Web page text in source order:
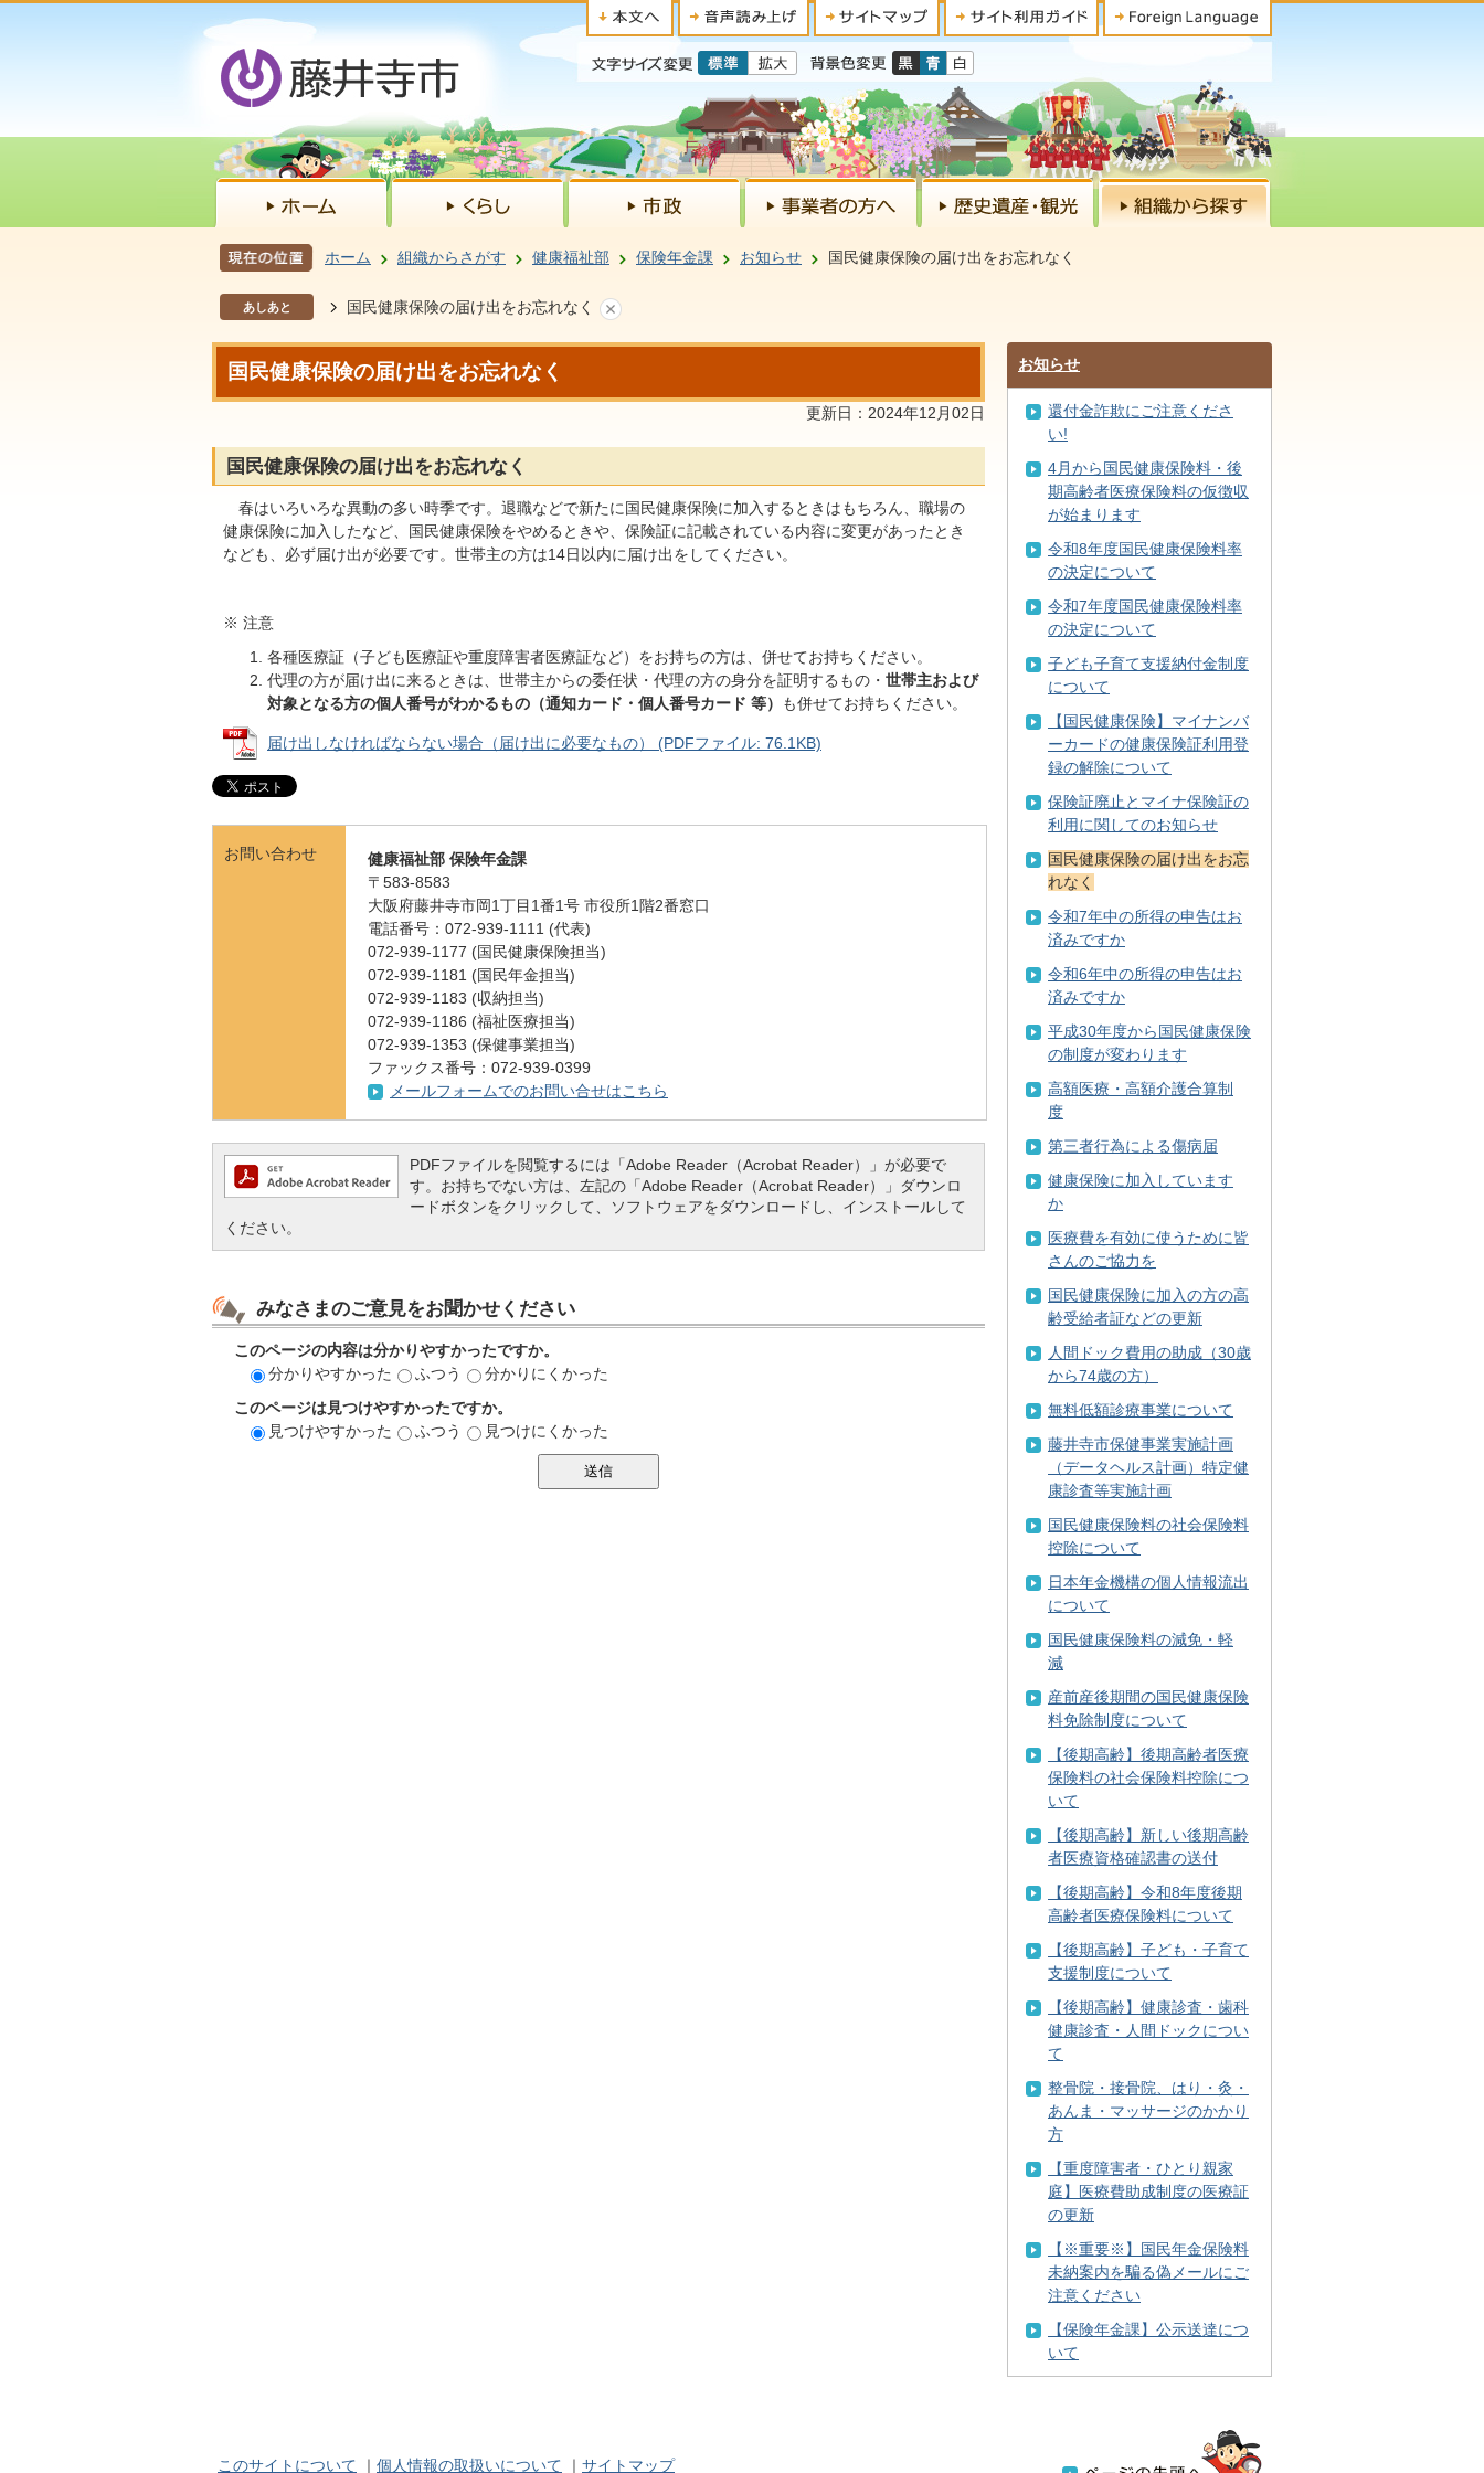
ホーム 組織からさがす 健康福祉部 保険年金課 お知らせ 国民健康保険の届け出をお忘れなく
あしあと 国民健康保険の届け出をお忘れなく
国民健康保険の届け出をお忘れなく
更新日：2024年12月02日
国民健康保険の届け出をお忘れなく
春はいろいろな異動の多い時季です。退職などで新たに国民健康保険に加入するときはもちろん、職場の
健康保険に加入したなど、国民健康保険をやめるときや、保険証に記載されている内容に変更があったとき
なども、必ず届け出が必要です。世帯主の方は14日以内に届け出をしてください。
※ 注意
各種医療証（子ども医療証や重度障害者医療証など）をお持ちの方は、併せてお持ちください。
代理の方が届け出に来るときは、世帯主からの委任状・代理の方の身分を証明するもの・ 世帯主および
対象となる方の個人番号がわかるもの（通知カード・個人番号カード 等）
も併せてお持ちください。
届け出しなければならない場合（届け出に必要なもの） (PDFファイル: 76.1KB)
お問い合わせ
健康福祉部 保険年金課
〒583-8583
大阪府藤井寺市岡1丁目1番1号 市役所1階2番窓口
電話番号：072-939-1111 (代表)
072-939-1177 (国民健康保険担当)
072-939-1181 (国民年金担当)
072-939-1183 (収納担当)
072-939-1186 (福祉医療担当)
072-939-1353 (保健事業担当)
ファックス番号：072-939-0399
メールフォームでのお問い合せはこちら
PDFファイルを閲覧するには「Adobe Reader（Acrobat Reader）」が必要で
す。お持ちでない方は、左記の「Adobe Reader（Acrobat Reader）」ダウンロ
ードボタンをクリックして、ソフトウェアをダウンロードし、インストールして
ください。
みなさまのご意見をお聞かせください
このページの内容は分かりやすかったですか。
分かりやすかった
ふつう
分かりにくかった
このページは見つけやすかったですか。
見つけやすかった
ふつう 見つけにくかった
お知らせ
還付金詐欺にご注意くださ
い!
4月から国民健康保険料・後
期高齢者医療保険料の仮徴収
が始まります
令和8年度国民健康保険料率
の決定について
令和7年度国民健康保険料率
の決定について
子ども子育て支援納付金制度
について
【国民健康保険】マイナンバ
ーカードの健康保険証利用登
録の解除について
保険証廃止とマイナ保険証の
利用に関してのお知らせ
国民健康保険の届け出をお忘
れなく
令和7年中の所得の申告はお
済みですか
令和6年中の所得の申告はお
済みですか
平成30年度から国民健康保険
の制度が変わります
高額医療・高額介護合算制
度
第三者行為による傷病届
健康保険に加入しています
か
医療費を有効に使うために皆
さんのご協力を
国民健康保険に加入の方の高
齢受給者証などの更新
人間ドック費用の助成（30歳
から74歳の方）
無料低額診療事業について
藤井寺市保健事業実施計画
（データヘルス計画）特定健
康診査等実施計画
国民健康保険料の社会保険料
控除について
日本年金機構の個人情報流出
について
国民健康保険料の減免・軽
減
産前産後期間の国民健康保険
料免除制度について
【後期高齢】後期高齢者医療
保険料の社会保険料控除につ
いて
【後期高齢】新しい後期高齢
者医療資格確認書の送付
【後期高齢】令和8年度後期
高齢者医療保険料について
【後期高齢】子ども・子育て
支援制度について
【後期高齢】健康診査・歯科
健康診査・人間ドックについ
て
整骨院・接骨院、はり・灸・
あんま・マッサージのかかり
方
【重度障害者・ひとり親家
庭】医療費助成制度の医療証
の更新
【※重要※】国民年金保険料
未納案内を騙る偽メールにご
注意ください
【保険年金課】公示送達につ
いて
このサイトについて ｜ 個人情報の取扱いについて ｜ サイトマップ